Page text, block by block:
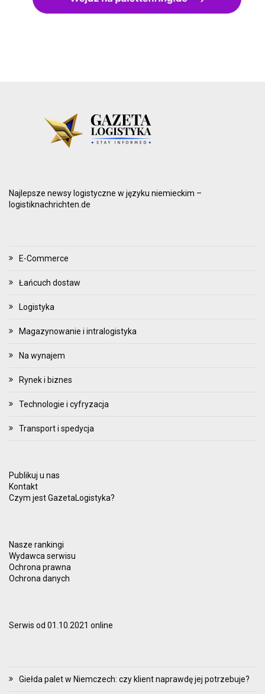
Najlepsze newsy logistyczne w języku niemieckim –
logistiknachrichten.de
E-Commerce
Łańcuch dostaw
Logistyka
Magazynowanie i intralogistyka
Na wynajem
Rynek i biznes
Technologie i cyfryzacja
Transport i spedycja
Publikuj u nas
Kontakt
Czym jest GazetaLogistyka?
Nasze rankingi
Wydawca serwisu
Ochrona prawna
Ochrona danych
Serwis od 01.10.2021 online
Giełda palet w Niemczech: czy klient naprawdę jej potrzebuje?